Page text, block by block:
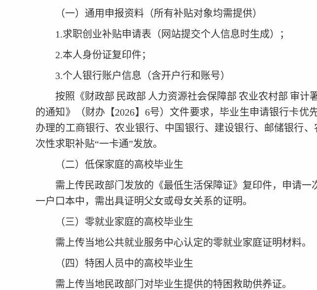
（一）通用申报资料（所有补贴对象均需提供）
1.求职创业补贴申请表（网站提交个人信息时生成）；
2.本人身份证复印件；
3.个人银行账户信息（含开户行和账号）
按照《财政部 民政部 人力资源社会保障部 农业农村部 审计
的通知》（财办【2026】 6号）文件要求， 毕业生申请银行卡优
办理的工商银行、农业银行、中国银行、建设银行、邮储银行
次性求职补贴“一卡通”发放。
（二）低保家庭的高校毕业生
需上传民政部门发放的《最低生活保障证》复印件， 申请一
一户口本中，需出具证明父女或母女关系的证明。
（三）零就业家庭的高校毕业生
需上传当地公共就业服务中心认定的零就业家庭证明材料。
（ 四 ）特困人员中的高校毕业生
需上传当地民政部门对毕业生提供的特困救助供养证。